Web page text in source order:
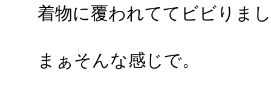
着物に覆われててビビりま
まぁそんな感じで。